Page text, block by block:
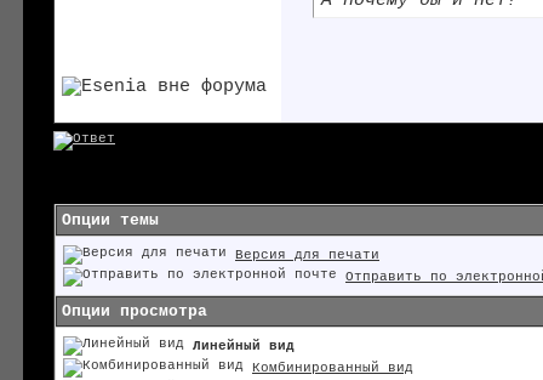
Опции темы
Версия для печати
Отправить по
Опции просмотра
Линейный вид
Комбинированный вид